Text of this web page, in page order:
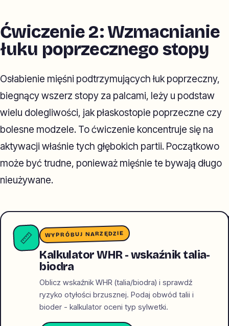
Ćwiczenie 2: Wzmacnianie
łuku poprzecznego stopy
Osłabienie mięśni podtrzymujących łuk poprzeczny,
biegnący wszerz stopy za palcami, leży u podstaw
wielu dolegliwości, jak płaskostopie poprzeczne czy
bolesne modzele. To ćwiczenie koncentruje się na
aktywacji właśnie tych głębokich partii. Początkowo
może być trudne, ponieważ mięśnie te bywają długo
nieużywane.
📏 WYPRÓBUJ NARZĘDZIE
Kalkulator WHR - wskaźnik talia-
biodra
Oblicz wskaźnik WHR (talia/biodra) i sprawdź
ryzyko otyłości brzusznej. Podaj obwód talii i
bioder - kalkulator oceni typ sylwetki.